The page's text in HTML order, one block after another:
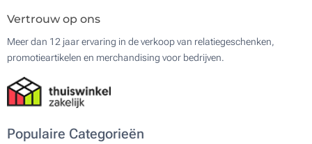
Vertrouw op ons
Meer dan 12 jaar ervaring in de verkoop van relatiegeschenken,
promotieartikelen en merchandising voor bedrijven.
Populaire Categorieën